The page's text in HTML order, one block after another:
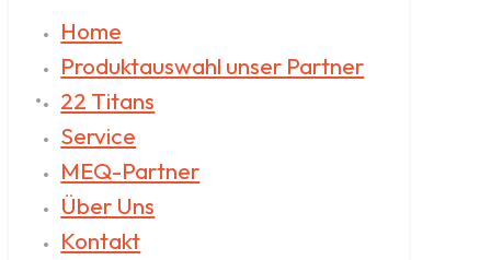
Datenlogger
Akustische
Messdienstleistungen
Home
Produktauswahl unser Partner
22 Titans
Service
MEQ-Partner
Über Uns
Kontakt